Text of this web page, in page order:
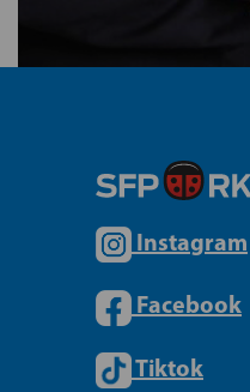
Instagram
Facebook
Tiktok